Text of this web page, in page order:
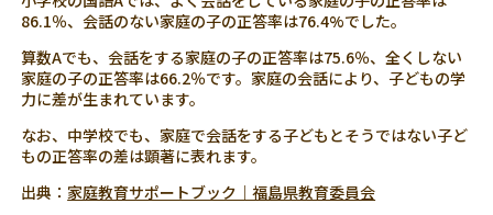
86.1％、会話のない家庭の子の正答率は76.4%でした。
算数Aでも、会話をする家庭の子の正答率は75.6％、全くしない
家庭の子の正答率は66.2％です。家庭の会話により、子どもの学
力に差が生まれています。
なお、中学校でも、家庭で会話をする子どもとそうではない子ど
もの正答率の差は顕著に表れます。
出典： 家庭教育サポートブック｜福島県教育委員会